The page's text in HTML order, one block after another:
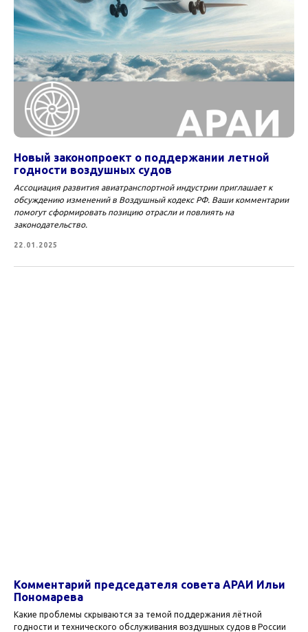
Новый законопроект о поддержании летной
годности воздушных судов
Ассоциация развития авиатранспортной индустрии приглашает к
обсуждению изменений в Воздушный кодекс РФ. Ваши комментарии
помогут сформировать позицию отрасли и повлиять на
законодательство.
22.01.2025
Комментарий председателя совета АРАИ Ильи
Пономарева
Какие проблемы скрываются за темой поддержания лётной
годности и технического обслуживания воздушных судов в России